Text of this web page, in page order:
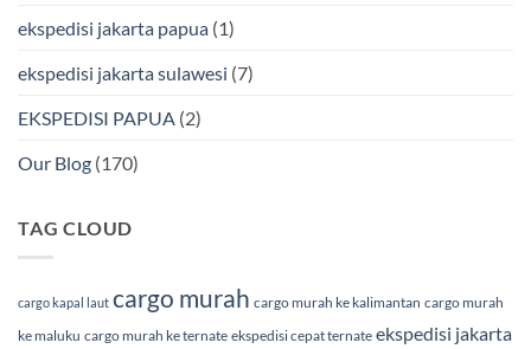
ekspedisi jakarta papua (1)
ekspedisi jakarta sulawesi (7)
EKSPEDISI PAPUA (2)
Our Blog (170)
TAG CLOUD
cargo kapal laut cargo murah cargo murah ke kalimantan cargo murah
ke maluku cargo murah ke ternate ekspedisi cepat ternate ekspedisi jakarta